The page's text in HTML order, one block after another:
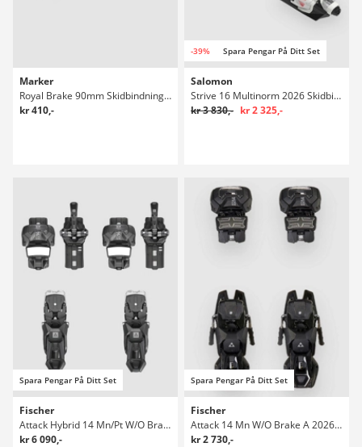
Marker
Royal Brake 90mm Skidbindningar
kr 410,-
-39% Spara Pengar På Ditt Set
Salomon
Strive 16 Multinorm 2026 Skidbindningar
kr 3 830,- kr 2 325,-
Spara Pengar På Ditt Set
Fischer
Attack Hybrid 14 Mn/Pt W/O Brake O 2026 Skidbindningar
kr 6 090,-
Spara Pengar På Ditt Set
Fischer
Attack 14 Mn W/O Brake A 2026 Skidbindningar
kr 2 730,-